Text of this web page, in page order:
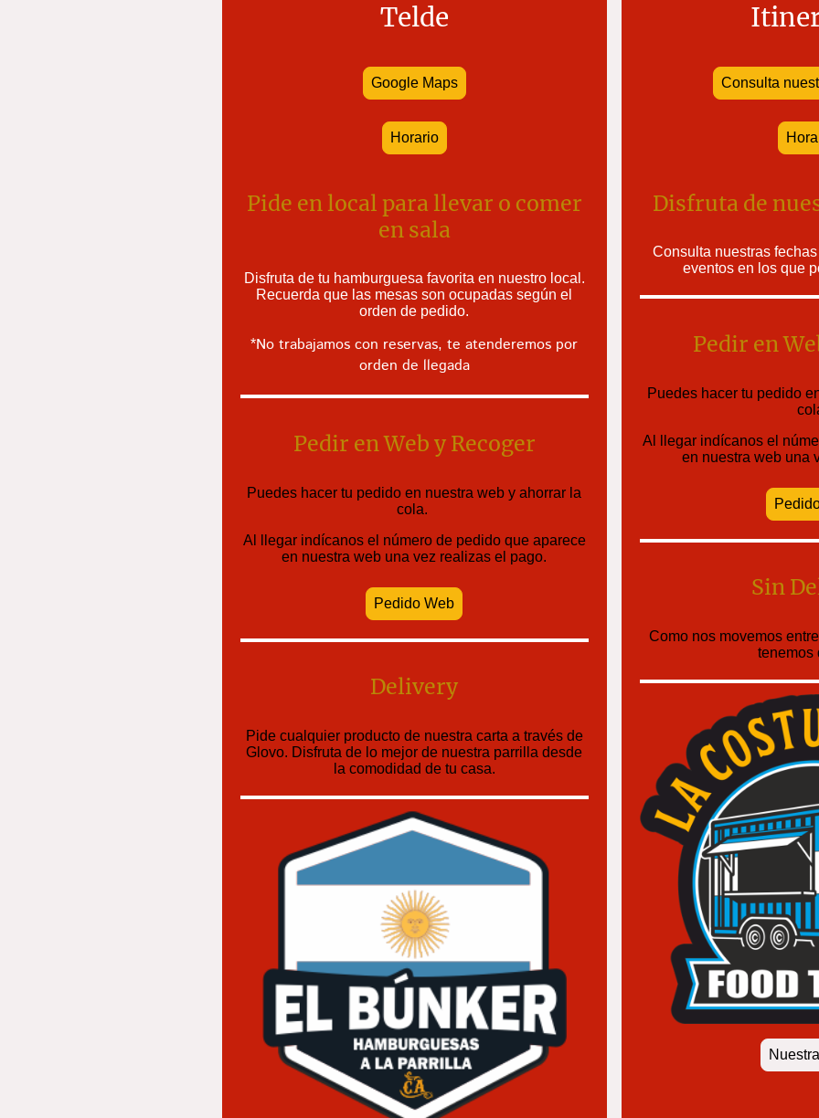
Telde
Google Maps
Horario
Pide en local para llevar o comer
en sala
Disfruta de tu hamburguesa favorita en nuestro local.
Recuerda que las mesas son ocupadas según el
orden de pedido.
*No trabajamos con reservas, te atenderemos por
orden de llegada
Pedir en Web y Recoger
Puedes hacer tu pedido en nuestra web y ahorrar la
cola.
Al llegar indícanos el número de pedido que aparece
en nuestra web una vez realizas el pago.
Pedido Web
Delivery
Pide cualquier producto de nuestra carta a través de
Glovo. Disfruta de lo mejor de nuestra parrilla desde
la comodidad de tu casa.
Consulta
Disfruta de
Consulta nuestras
eventos en los que
Pedir en
Puedes hacer tu pedido
Al llegar indícanos el
en nuestra web una
Sin
Como nos movemos
tenemos